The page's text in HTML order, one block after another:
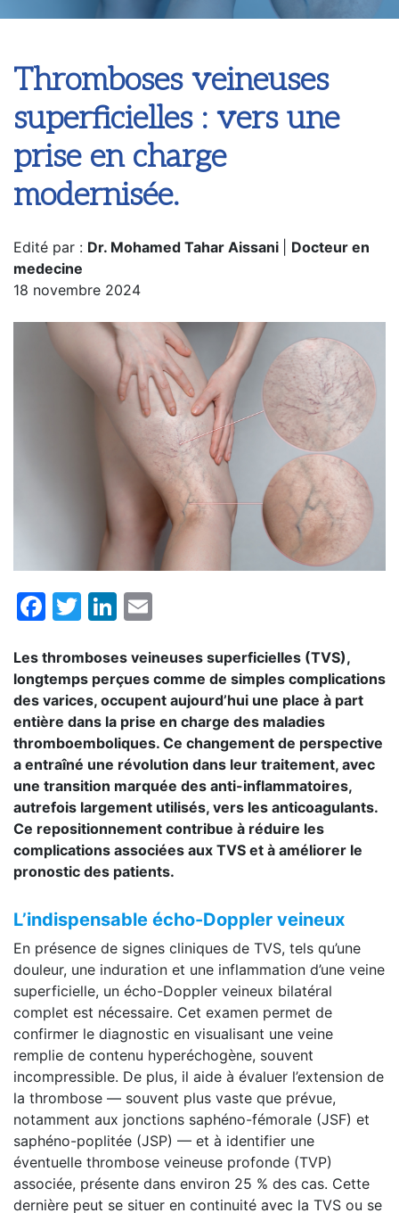
Thromboses veineuses
superficielles : vers une
prise en charge
modernisée.
Edité par : Dr. Mohamed Tahar Aissani
Docteur en
medecine
18 novembre 2024
Facebook
TwitterLinkedIn
Les thromboses veineuses superficielles (TVS),
longtemps perçues comme de simples complications
des varices, occupent aujourd’hui une place à part
entière dans la prise en charge des maladies
thromboemboliques. Ce changement de perspective
a entraîné une révolution dans leur traitement, avec
une transition marquée des anti-inflammatoires,
autrefois largement utilisés, vers les anticoagulants.
Ce repositionnement contribue à réduire les
complications associées aux TVS et à améliorer le
pronostic des patients.
L’indispensable écho-Doppler veineux
En présence de signes cliniques de TVS, tels qu’une
douleur, une induration et une inflammation d’une veine
superficielle, un écho-Doppler veineux bilatéral
complet est nécessaire. Cet examen permet de
confirmer le diagnostic en visualisant une veine
remplie de contenu hyperéchogène, souvent
incompressible. De plus, il aide à évaluer l’extension de
la thrombose — souvent plus vaste que prévue,
notamment aux jonctions saphéno-fémorale (JSF) et
saphéno-poplitée (JSP) — et à identifier une
éventuelle thrombose veineuse profonde (TVP)
associée, présente dans environ 25 % des cas. Cette
dernière peut se situer en continuité avec la TVS ou se